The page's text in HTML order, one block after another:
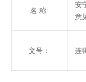
名 称:
安
意
文号： 连